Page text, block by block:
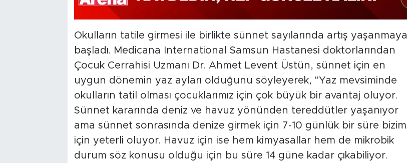
Okulların tatile girmesi ile birlikte sünnet sayılarında artış yaşanmaya
başladı. Medicana International Samsun Hastanesi doktorlarından
Çocuk Cerrahisi Uzmanı Dr. Ahmet Levent Üstün, sünnet için en
uygun dönemin yaz ayları olduğunu söyleyerek, "Yaz mevsiminde
okulların tatil olması çocuklarımız için çok büyük bir avantaj oluyor.
Sünnet kararında deniz ve havuz yönünden tereddütler yaşanıyor
ama sünnet sonrasında denize girmek için 7-10 günlük bir süre bizim
için yeterli oluyor. Havuz için ise hem kimyasallar hem de mikrobik
durum söz konusu olduğu için bu süre 14 güne kadar çıkabiliyor.